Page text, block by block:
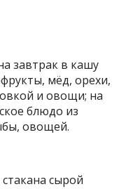
завтрак в кашу
мёд, орехи,
и овощи; на
блюдо из
овощей.
сырой